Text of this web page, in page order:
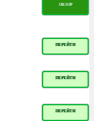
ОБЗОР
ПЕРЕЙТИ
ПЕРЕЙТИ
ПЕРЕЙТИ